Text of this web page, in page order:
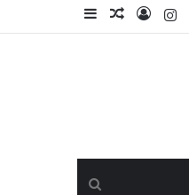
مقالتسجيلانستقراميوتيوب